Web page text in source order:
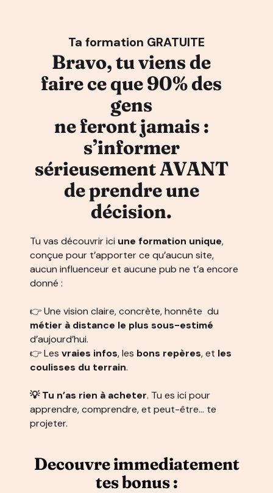
Ta formation GRATUITE
Bravo, tu viens de
faire ce que 90% des
gens
ne feront jamais :
s’informer
sérieusement AVANT
de prendre une
décision.
Tu vas découvrir ici une formation unique,
conçue pour t’apporter ce qu’aucun site,
aucun influenceur et aucune pub ne t’a encore
donné :
👉 Une vision claire, concrète, honnête du
métier à distance le plus sous-estimé
d’aujourd’hui.
👉 Les vraies infos, les bons repères, et les
coulisses du terrain.
💡 Tu n’as rien à acheter. Tu es ici pour
apprendre, comprendre, et peut-être… te
projeter.
Decouvre immediatement
tes bonus :